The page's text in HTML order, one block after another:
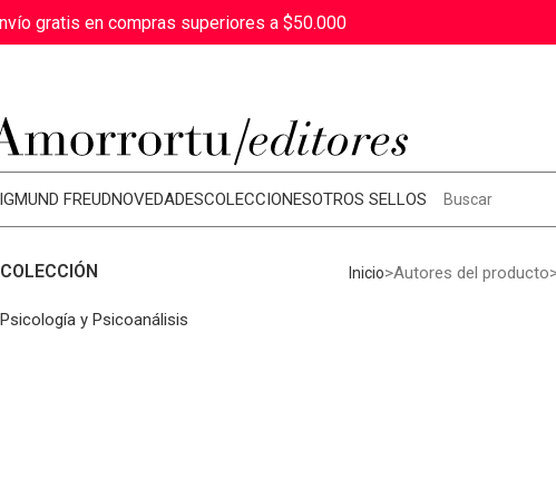
gratis en compras superiores a $50.000
FREUDNOVEDADESCOLECCIONESOTROS SELLOS
COLECCIÓN
Psicología y Psicoanálisis
Inicio Autores del producto